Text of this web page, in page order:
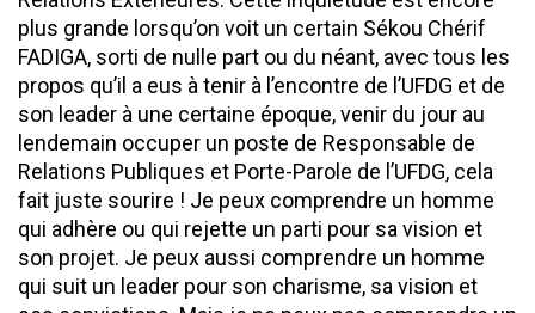
plus grande lorsqu’on voit un certain Sékou Chérif
FADIGA, sorti de nulle part ou du néant, avec tous les
propos qu’il a eus à tenir à l’encontre de l’UFDG et de
son leader à une certaine époque, venir du jour au
lendemain occuper un poste de Responsable de
Relations Publiques et Porte-Parole de l’UFDG, cela
fait juste sourire ! Je peux comprendre un homme
qui adhère ou qui rejette un parti pour sa vision et
son projet. Je peux aussi comprendre un homme
qui suit un leader pour son charisme, sa vision et